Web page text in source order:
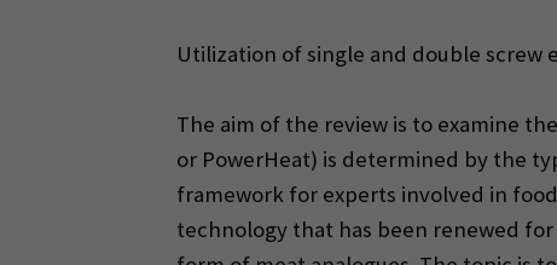
Utilization of single and double
The aim of the review is to examine
or PowerHeat) is determined by the
framework for experts involved in
technology that has been renewed